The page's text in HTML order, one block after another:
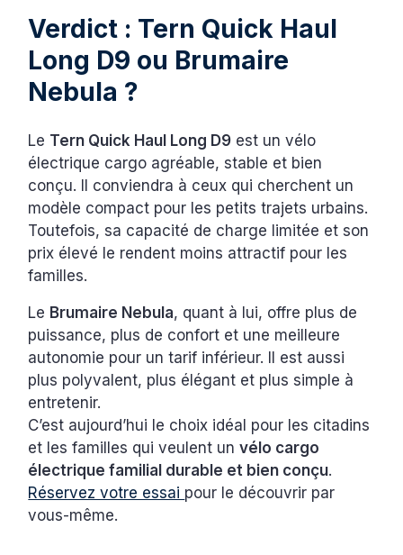
Verdict : Tern Quick Haul
Long D9 ou Brumaire
Nebula ?
Le Tern Quick Haul Long D9 est un vélo
électrique cargo agréable, stable et bien
conçu. Il conviendra à ceux qui cherchent un
modèle compact pour les petits trajets urbains.
Toutefois, sa capacité de charge limitée et son
prix élevé le rendent moins attractif pour les
familles.
Le Brumaire Nebula, quant à lui, offre plus de
puissance, plus de confort et une meilleure
autonomie pour un tarif inférieur. Il est aussi
plus polyvalent, plus élégant et plus simple à
entretenir.
C’est aujourd’hui le choix idéal pour les citadins
et les familles qui veulent unvélo cargo
électrique familial durable et bien conçu.
Réservez votre essai pour le découvrir par
vous-même.